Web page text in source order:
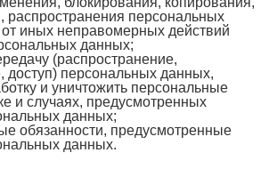
распространения персональных
иных неправомерных действий
данных;
(распространение,
доступ) персональных данных,
и уничтожить персональные
и случаях, предусмотренных
данных;
обязанности, предусмотренные
данных.